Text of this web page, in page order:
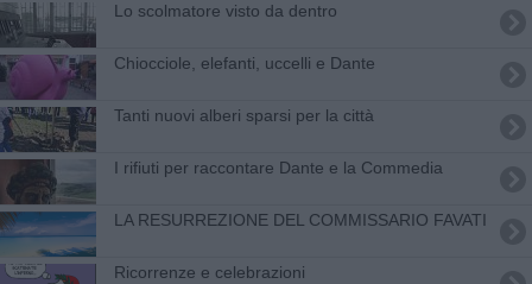
Lo scolmatore visto da dentro
Chiocciole, elefanti, uccelli e Dante
Tanti nuovi alberi sparsi per la città
I rifiuti per raccontare Dante e la Commedia
​LA RESURREZIONE DEL COMMISSARIO FAVATI
​Ricorrenze e celebrazioni